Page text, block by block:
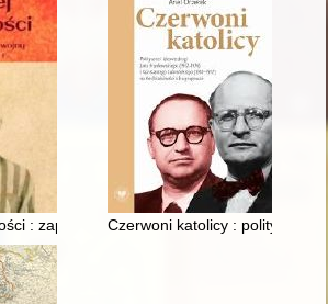
: zapiski uczestnika wojny obronnej 1939 r
Czerwoni katolicy : polityczne i